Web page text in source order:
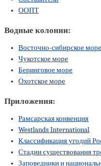
ООПТ
Водные колонии:
Восточно-сибирское море
Чукотское море
Беринговое море
Охотское море
Приложения:
Рамсарская конвенция
Westlands International
Классификация угодий
Стадии существования
Заповедники и